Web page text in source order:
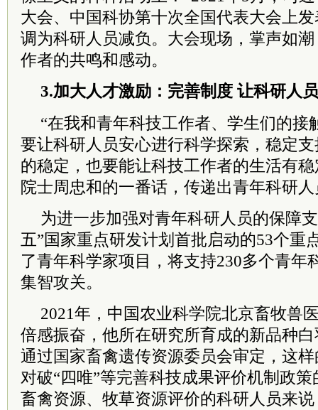
大会、中国科协第十次全国代表大会上
调为科研人员减负。大会现场，掌声如
作者的共鸣和感动。
3.加大人才激励：完善制度 让科研人
“在我和青年科技工作者、学生们的接
要让科研人员安心进行科学探索，稳定
的稳定，也要能让科技工作者的生活有
院士周忠和的一番话，传递出青年科研
为进一步加强对青年科研人员的保障
五”国家重点研发计划首批启动的53个重
了青年科学家项目，将支持230多个青年
集智攻关。
2021年，中国农业科学院北京畜牧兽
倍感振奋，他所在研究所育成的新品种
通过国家畜禽遗传资源委员会审定，这
对破“四唯”等完善科技成果评价机制政
畜禽资源、牧草资源评价的科研人员来